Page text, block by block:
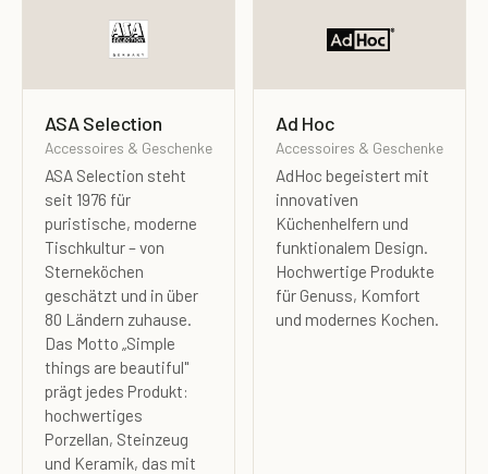
ASA Selection
Accessoires & Geschenke
ASA Selection steht
seit 1976 für
puristische, moderne
Tischkultur – von
Sterneköchen
geschätzt und in über
80 Ländern zuhause.
Das Motto „Simple
things are beautiful"
prägt jedes Produkt:
hochwertiges
Porzellan, Steinzeug
und Keramik, das mit
Ad Hoc
Accessoires & Geschenke
AdHoc begeistert mit
innovativen
Küchenhelfern und
funktionalem Design.
Hochwertige Produkte
für Genuss, Komfort
und modernes Kochen.